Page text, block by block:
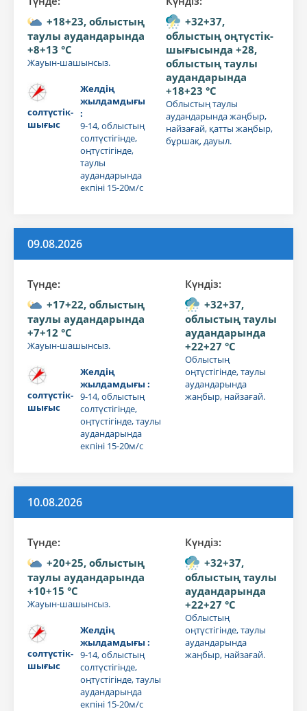
+18+23, облыстың
таулы аудандарында
+8+13 °C
Жауын-шашынсыз.
солтүстік-
шығыс
Желдің
жылдамдығы
:
9-14, облыстың
солтүстігінде,
оңтүстігінде,
таулы
аудандарында
екпіні 15-20м/с
+32+37,
облыстың оңтүстік-
шығысында +28,
облыстың таулы
аудандарында
+18+23 °C
Облыстың таулы
аудандарында жаңбыр,
найзағай, қатты жаңбыр,
бұршақ, дауыл.
09.08.2026
Түнде:
+17+22, облыстың
таулы аудандарында
+7+12 °C
Жауын-шашынсыз.
солтүстік-
шығыс
Желдің
жылдамдығы :
9-14, облыстың
солтүстігінде,
оңтүстігінде, таулы
аудандарында
екпіні 15-20м/с
Күндiз:
+32+37,
облыстың таулы
аудандарында
+22+27 °C
Облыстың
оңтүстігінде, таулы
аудандарында
жаңбыр, найзағай.
10.08.2026
Түнде:
+20+25, облыстың
таулы аудандарында
+10+15 °C
Жауын-шашынсыз.
солтүстік-
шығыс
Желдің
жылдамдығы :
9-14, облыстың
солтүстігінде,
оңтүстігінде, таулы
аудандарында
екпіні 15-20м/с
Күндiз:
+32+37,
облыстың таулы
аудандарында
+22+27 °C
Облыстың
оңтүстігінде, таулы
аудандарында
жаңбыр, найзағай.